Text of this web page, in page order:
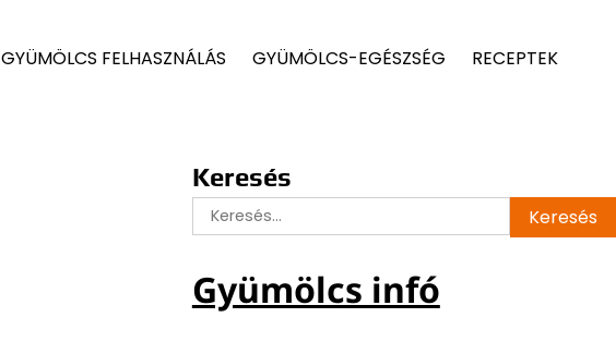
GYÜMÖLCS FELHASZNÁLÁS GYÜMÖLCS-EGÉSZSÉG
RECEPTEK
Keresés
Keresés:
Gyümölcs infó